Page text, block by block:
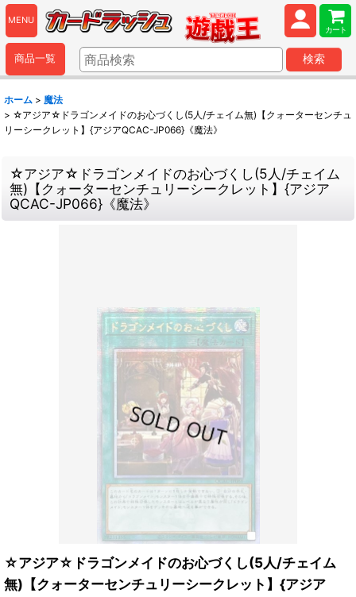
MENU
カート
商品一覧 検索
ホーム > 魔法
> ☆アジア☆ドラゴンメイドのお心づくし(5人/チェイム無)【クォーターセンチュ
リーシークレット】{アジアQCAC-JP066}《魔法》
☆アジア☆ドラゴンメイドのお心づくし(5人/チェイム
無)【クォーターセンチュリーシークレット】{アジア
QCAC-JP066}《魔法》
☆アジア☆ドラゴンメイドのお心づくし(5人/チェイム
無)【クォーターセンチュリーシークレット】{アジア